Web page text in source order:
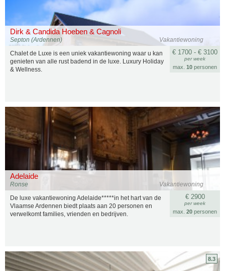
Dirk & Candida Hoeben & Cagnoli
Vakantiewoning
Septon (Ardennen)
€ 1700 - € 3100
per week
max. 10 personen
Chalet de Luxe is een uniek vakantiewoning waar u kan
genieten van alle rust badend in de luxe. Luxury Holiday
& Wellness.
Adelaide
Vakantiewoning
Ronse
€ 2900
per week
max. 20 personen
De luxe vakantiewoning Adelaide*****in het hart van de
Vlaamse Ardennen biedt plaats aan 20 personen en
verwelkomt families, vrienden en bedrijven.
8.3